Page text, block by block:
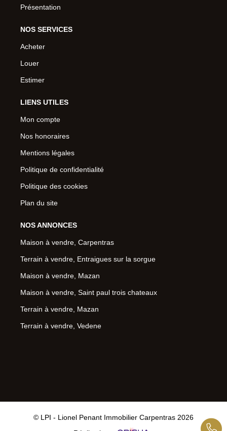
Présentation
NOS SERVICES
Acheter
Louer
Estimer
LIENS UTILES
Mon compte
Nos honoraires
Mentions légales
Politique de confidentialité
Politique des cookies
Plan du site
NOS ANNONCES
Maison à vendre, Carpentras
Terrain à vendre, Entraigues sur la sorgue
Maison à vendre, Mazan
Maison à vendre, Saint paul trois chateaux
Terrain à vendre, Mazan
Terrain à vendre, Vedene
© LPI - Lionel Penant Immobilier Carpentras 2026